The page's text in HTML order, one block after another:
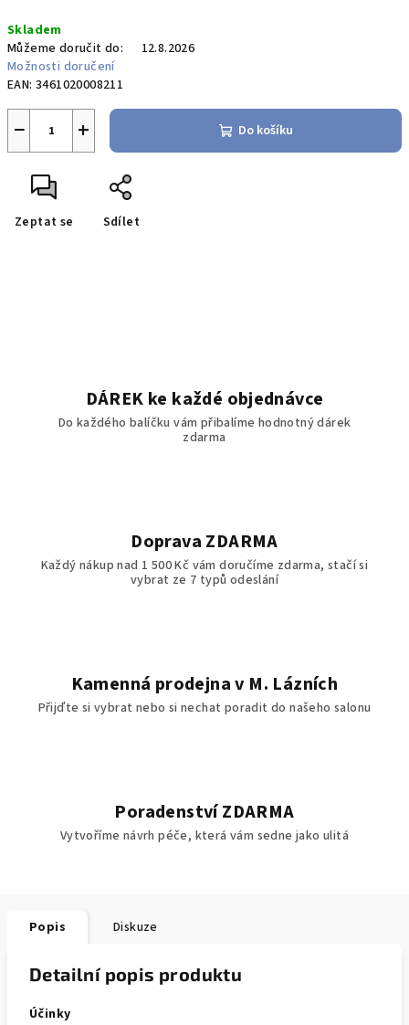
cena:
Skladem
Můžeme doručit do:
12.8.2026
Možnosti doručení
EAN: 3461020008211
+
− Do košíku
Zeptat se Sdílet
DÁREK ke každé objednávce
Do každého balíčku vám přibalíme hodnotný dárek
zdarma
Doprava ZDARMA
Každý nákup nad 1 500 Kč vám doručíme zdarma, stačí si
vybrat ze 7 typů odeslání
Kamenná prodejna v M. Lázních
Přijďte si vybrat nebo si nechat poradit do našeho salonu
Poradenství ZDARMA
Vytvoříme návrh péče, která vám sedne jako ulitá
Popis Diskuze
Detailní popis produktu
Účinky